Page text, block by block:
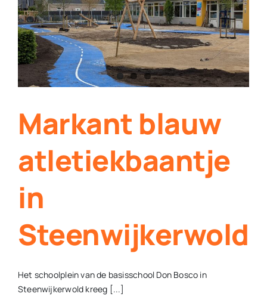
Contact
Plaats je eigen nieuws
Markant blauw
atletiekbaantje
in
Steenwijkerwold
Het schoolplein van de basisschool Don Bosco in
Steenwijkerwold kreeg [...]